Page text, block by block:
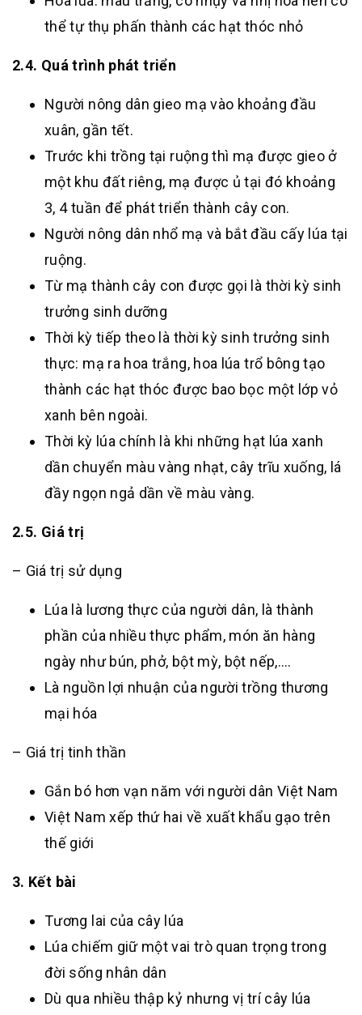
thể tự thụ phấn thành các hạt thóc nhỏ
2.4. Quá trình phát triển
Người nông dân gieo mạ vào khoảng đầu
xuân, gần tết.
Trước khi trồng tại ruộng thì mạ được gieo ở
một khu đất riêng, mạ được ủ tại đó khoảng
3, 4 tuần để phát triển thành cây con.
Người nông dân nhổ mạ và bắt đầu cấy lúa tại
ruộng.
Từ mạ thành cây con được gọi là thời kỳ sinh
trưởng sinh dưỡng
Thời kỳ tiếp theo là thời kỳ sinh trưởng sinh
thực: mạ ra hoa trắng, hoa lúa trổ bông tạo
thành các hạt thóc được bao bọc một lớp vỏ
xanh bên ngoài.
Thời kỳ lúa chính là khi những hạt lúa xanh
dần chuyển màu vàng nhạt, cây trĩu xuống, lá
đầy ngọn ngả dần về màu vàng.
2.5. Giá trị
– Giá trị sử dụng
Lúa là lương thực của người dân, là thành
phần của nhiều thực phẩm, món ăn hàng
ngày như bún, phở, bột mỳ, bột nếp,….
Là nguồn lợi nhuận của người trồng thương
mại hóa
– Giá trị tinh thần
Gắn bó hơn vạn năm với người dân Việt Nam
Việt Nam xếp thứ hai về xuất khẩu gạo trên
thế giới
3. Kết bài
Tương lai của cây lúa
Lúa chiếm giữ một vai trò quan trọng trong
đời sống nhân dân
Dù qua nhiều thập kỷ nhưng vị trí cây lúa